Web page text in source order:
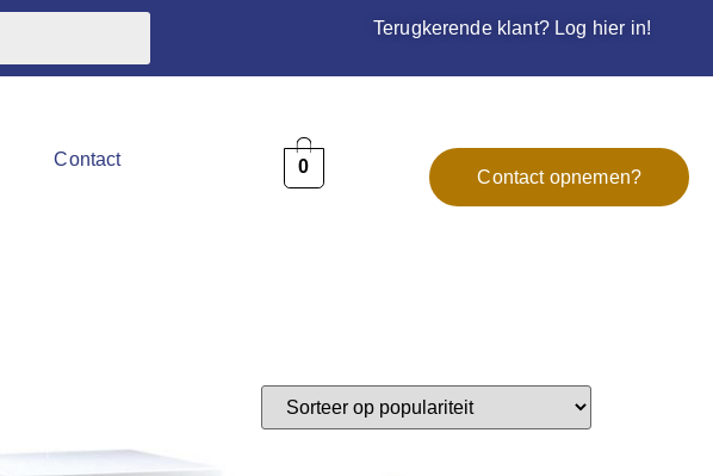
Terugkerende klant? Log hier in!
Contact 0
Contact opnemen?